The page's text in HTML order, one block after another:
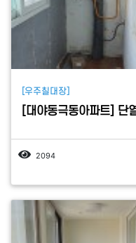
[우주칠대장]
[대야동극동아파트] 단
2094